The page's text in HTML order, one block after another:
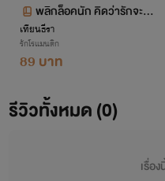
พลิกล็อคนัก คิดว่ารักจะไม่
หวาน
เทียนธีรา
รักโรแมนติก
89 บาท
รีวิวทั้งหมด (0)
เรื่อ